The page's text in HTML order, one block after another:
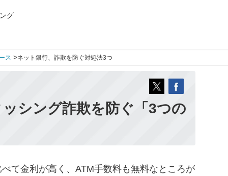
グ
ス >ネット銀行、詐欺を防ぐ対処法3つ
シング詐欺を防ぐ「3つの
て金利が高く、ATM手数料も無料なところが